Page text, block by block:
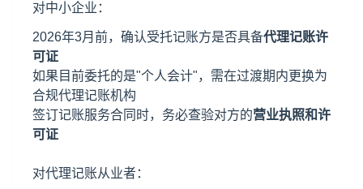
对中小企业：
2026年3月前，确认受托记账方是否具备代理记账许
可证
如果目前委托的是"个人会计"，需在过渡期内更换为
合规代理记账机构
签订记账服务合同时，务必查验对方的营业执照和许
可证
对代理记账从业者：